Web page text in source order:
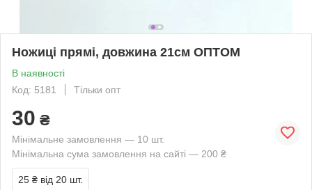
Ножиці прямі, довжина 21см ОПТОМ
В наявності
Код: 5181
Тільки опт
30 ₴
Мінімальне замовлення — 10 шт.
Мінімальна сума замовлення на сайті — 200 ₴
25 ₴ від 20 шт.